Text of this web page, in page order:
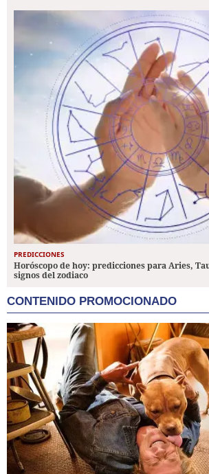
PREDICCIONES
Horóscopo de hoy: predicciones para Aries,
signos del zodiaco
CONTENIDO PROMOCIONADO